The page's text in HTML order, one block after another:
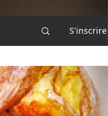
S'inscrire